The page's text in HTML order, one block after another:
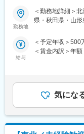
《あなたの想い
制！》
社部門（マネー
など幅広いキャ
将来のキャリア
《職種に関して》
■MRとは主に医
す。担当施設の
情報収集を行いま
《資格と想いが
「誰かのためにな
ます。
これまでの経験
■夜勤なし！日勤
スの両立が叶う！
■明確な評価制度
年収に反映され
や四半期一時金
勤務地
＜勤務地詳細＞
県・秋田県・山
給与
＜予定年収＞500
＜賃金内訳＞年
動・四半期一時
だし支給条件有
勤務10万円…）ご
り、選考を通じ
当を含めた表記で
気にな